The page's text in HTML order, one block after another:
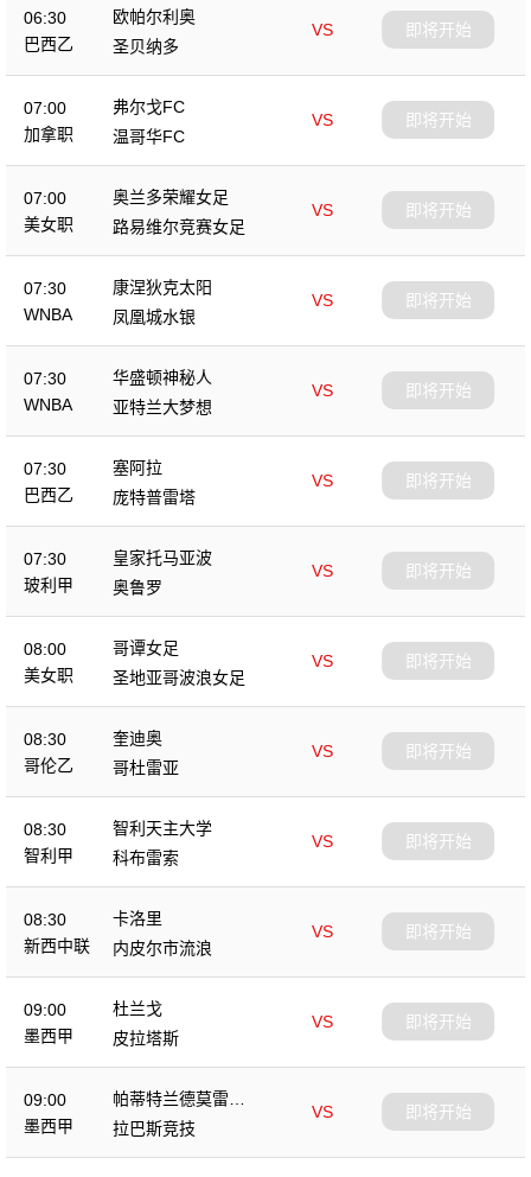
06:30
巴西乙
欧帕尔利奥
VS
圣贝纳多
即将开始
07:00
加拿职
弗尔戈FC
VS
温哥华FC
即将开始
07:00
美女职
奥兰多荣耀女足
VS
路易维尔竞赛女足
即将开始
07:30
WNBA
康涅狄克太阳
VS
凤凰城水银
即将开始
07:30
WNBA
华盛顿神秘人
VS
亚特兰大梦想
即将开始
07:30
巴西乙
塞阿拉
VS
庞特普雷塔
即将开始
07:30
玻利甲
皇家托马亚波
VS
奥鲁罗
即将开始
08:00
美女职
哥谭女足
VS
圣地亚哥波浪女足
即将开始
08:30
哥伦乙
奎迪奥
VS
哥杜雷亚
即将开始
08:30
智利甲
智利天主大学
VS
科布雷索
即将开始
08:30
新西中联
卡洛里
VS
内皮尔市流浪
即将开始
09:00
墨西甲
杜兰戈
VS
皮拉塔斯
即将开始
09:00
墨西甲
帕蒂特兰德莫雷洛
斯
VS
拉巴斯竞技
即将开始